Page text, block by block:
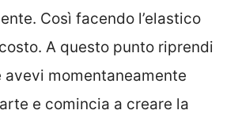
Così facendo l’elastico
A questo punto riprendi
avevi momentaneamente
e comincia a creare la